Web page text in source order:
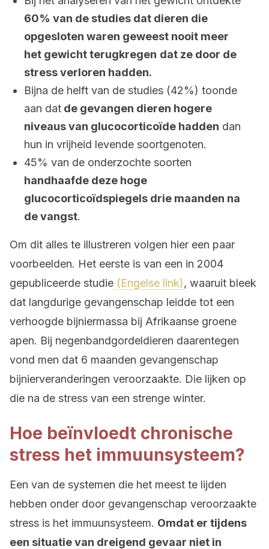
60% van de studies dat dieren die
opgesloten waren geweest nooit meer
het gewicht terugkregen dat ze door de
stress verloren hadden.
Bijna de helft van de studies (42%) toonde
aan dat de gevangen dieren hogere
niveaus van glucocorticoïde hadden dan
hun in vrijheid levende soortgenoten.
45% van de onderzochte soorten
handhaafde deze hoge
glucocorticoïdspiegels drie maanden na
de vangst.
Om dit alles te illustreren volgen hier een paar
voorbeelden. Het eerste is van een in 2004
gepubliceerde studie (Engelse link), waaruit bleek
dat langdurige gevangenschap leidde tot een
verhoogde bijniermassa bij Afrikaanse groene
apen. Bij negenbandgordeldieren daarentegen
vond men dat 6 maanden gevangenschap
bijnierveranderingen veroorzaakte. Die lijken op
die na de stress van een strenge winter.
Hoe beïnvloedt chronische
stress het immuunsysteem?
Een van de systemen die het meest te lijden
hebben onder door gevangenschap veroorzaakte
stress is het immuunsysteem. Omdat er tijdens
een situatie van dreigend gevaar niet in